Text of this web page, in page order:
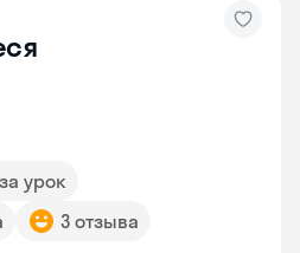
урок
3 отзыва